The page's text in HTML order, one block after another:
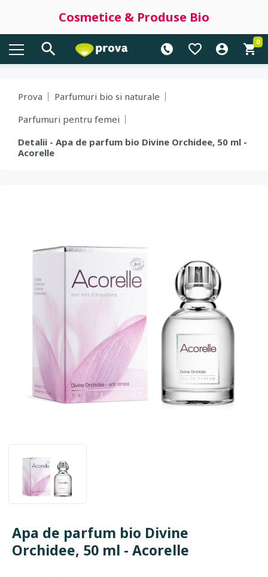
Cosmetice & Produse Bio
0
Prova
Parfumuri bio si naturale
Parfumuri pentru femei
Detalii - Apa de parfum bio Divine Orchidee, 50 ml -
Acorelle
Apa de parfum bio Divine
Orchidee, 50 ml - Acorelle